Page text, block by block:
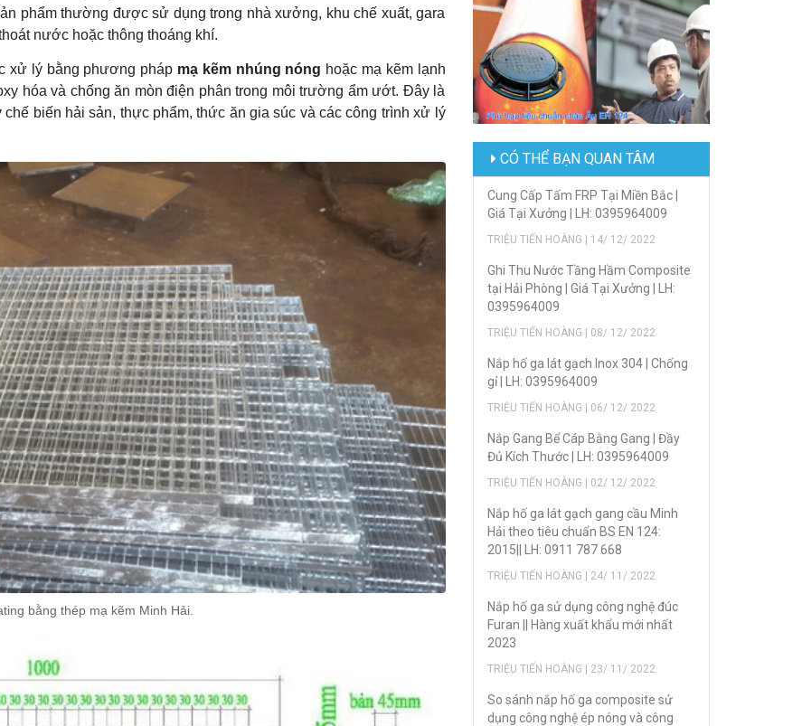
phẩm thường được sử dụng trong nhà xưởng, khu chế xuất, gara
nước hoặc thông thoáng khí.
xử lý bằng phương pháp mạ kẽm nhúng nóng hoặc mạ kẽm lạnh
hóa và chống ăn mòn điện phân trong môi trường ẩm ướt. Đây là
biến hải sản, thực phẩm, thức ăn gia súc và các công trình xử lý
bằng thép mạ kẽm Minh Hải.
CÓ THỂ BẠN QUAN TÂM
Cung Cấp Tấm FRP Tại Miền Bắc |
Giá Tại Xưởng | LH: 0395964009
TRIỆU TIẾN HOÀNG | 14/ 12/ 2022
Ghi Thu Nước Tầng Hầm Composite
tại Hải Phòng | Giá Tại Xưởng | LH:
0395964009
TRIỆU TIẾN HOÀNG | 08/ 12/ 2022
Nắp hố ga lát gạch Inox 304 | Chống
gỉ | LH: 0395964009
TRIỆU TIẾN HOÀNG | 06/ 12/ 2022
Nắp Gang Bể Cáp Bằng Gang | Đầy
Đủ Kích Thước | LH: 0395964009
TRIỆU TIẾN HOÀNG | 02/ 12/ 2022
Nắp hố ga lát gạch gang cầu Minh
Hải theo tiêu chuẩn BS EN 124:
2015|| LH: 0911 787 668
TRIỆU TIẾN HOÀNG | 24/ 11/ 2022
Nắp hố ga sử dụng công nghệ đúc
Furan || Hàng xuất khẩu mới nhất
2023
TRIỆU TIẾN HOÀNG | 23/ 11/ 2022
So sánh nắp hố ga composite sử
dụng công nghệ ép nóng và công